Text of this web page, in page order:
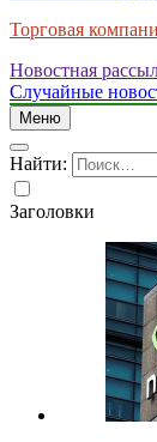
Торговая
Новостная
Случайные
Меню
Найти:
Заголовки